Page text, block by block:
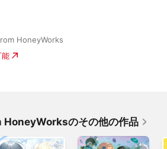
HoneyWorks
能
のその他の作品